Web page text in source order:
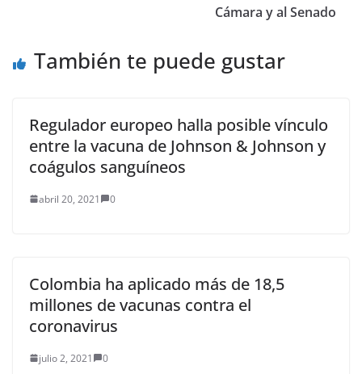
Cámara y al Senado
También te puede gustar
Regulador europeo halla posible vínculo
entre la vacuna de Johnson & Johnson y
coágulos sanguíneos
abril 20, 2021 0
Colombia ha aplicado más de 18,5
millones de vacunas contra el
coronavirus
julio 2, 2021 0